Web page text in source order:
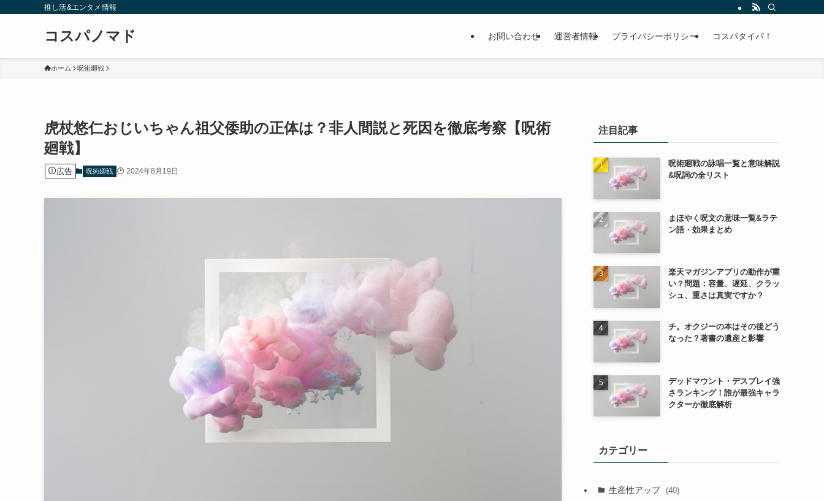
推し活&エンタメ情報
コスパノマド お問い合わせ 運営者情報 プライバシーポリシー コスパタイパ！
ホーム 呪術廻戦
虎杖悠仁おじいちゃん祖父倭助の正体は？非人間説と死因を徹底考察【呪術
廻戦】
広告 呪術廻戦 2024年8月19日
注目記事
呪術廻戦の詠唱一覧と意味解説
&呪詞の全リスト
まほやく呪文の意味一覧&ラテ
ン語・効果まとめ
楽天マガジンアプリの動作が重
い？問題：容量、遅延、クラッ
シュ、重さは真実ですか？
チ。オクジーの本はその後どう
なった？著書の遺産と影響
デッドマウント・デスプレイ強
さランキング！誰が最強キャラ
クターか徹底解析
カテゴリー
生産性アップ (40)